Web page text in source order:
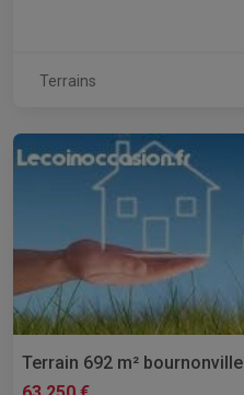
Terrains
Terrain 692 m² bournonville